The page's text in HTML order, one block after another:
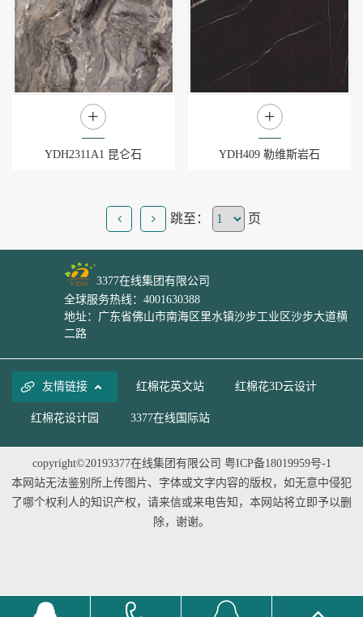
+
YDH2311A1 昆仑石
+
YDH409 勒维斯岩石
跳至： 页
3377在线集团有限公司
全球服务热线：4001630388
地址：广东省佛山市南海区里水镇沙步工业区沙步大道横
二路
友情链接 红棉花英文站 红棉花3D云设计
红棉花设计园 3377在线国际站
copyright©20193377在线集团有限公司 粤ICP备18019959号-1
本网站无法鉴别所上传图片、字体或文字内容的版权，如无意中侵犯
了哪个权利人的知识产权，请来信或来电告知，本网站将立即予以删
除，谢谢。
8868首页(中国)网页版 |ky官网 3377官方网站_3377(中国)